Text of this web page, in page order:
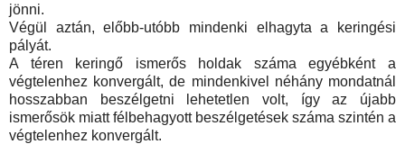
jönni.
Végül aztán, előbb-utóbb mindenki elhagyta a keringési
pályát.
A téren keringő ismerős holdak száma egyébként a
végtelenhez konvergált, de mindenkivel néhány mondatnál
hosszabban beszélgetni lehetetlen volt, így az újabb
ismerősök miatt félbehagyott beszélgetések száma szintén a
végtelenhez konvergált.